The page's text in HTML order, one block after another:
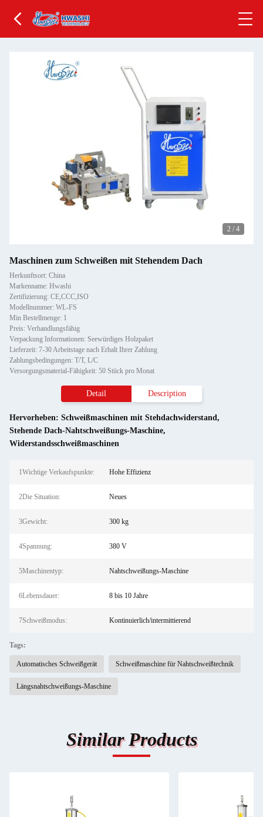
2 / 4
Maschinen zum Schweißen mit Stehendem Dach
Herkunftsort: China
Markenname: Hwashi
Zertifizierung: CE,CCC,ISO
Modellnummer: WL-FS
Min Bestellmenge: 1
Preis: Verhandlungsfähig
Verpackung Informationen: Seewürdiges Holzpaket
Lieferzeit: 7-30 Arbeitstage nach Erhalt Ihrer Zahlung
Zahlungsbedingungen: T/T, L/C
Versorgungsmaterial-Fähigkeit: 50 Stück pro Monat
Detail Description
Hervorheben: Schweißmaschinen mit Stehdachwiderstand,
Stehende Dach-Nahtschweißungs-Maschine,
Widerstandsschweißmaschinen
1Wichtige Verkaufspunkte: Hohe Effizienz
2Die Situation: Neues
3Gewicht: 300 kg
4Spannung: 380 V
5Maschinentyp: Nahtschweißungs-Maschine
6Lebensdauer: 8 bis 10 Jahre
7Schweißmodus: Kontinuierlich/intermittierend
Tags:
Automatisches Schweißgerät Schweißmaschine für Nahtschweißtechnik
Längsnahtschweißungs-Maschine
Similar Products